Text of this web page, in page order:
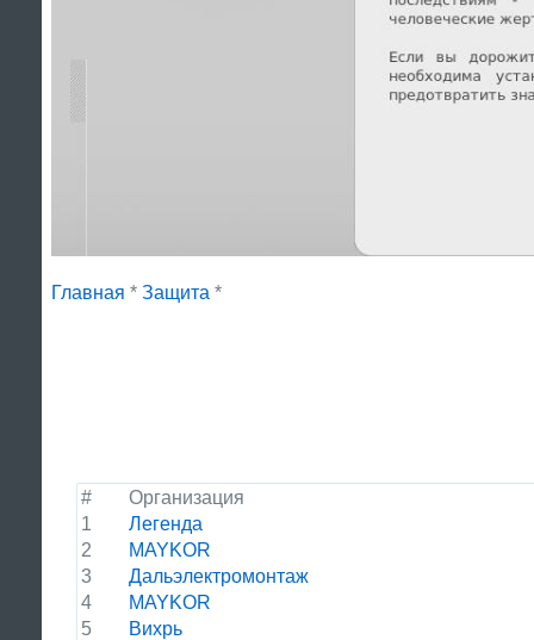
Главная * Защита *
#
Организация
1
Легенда
2
MAYKOR
3
Дальэлектромонтаж
4
MAYKOR
5
Вихрь